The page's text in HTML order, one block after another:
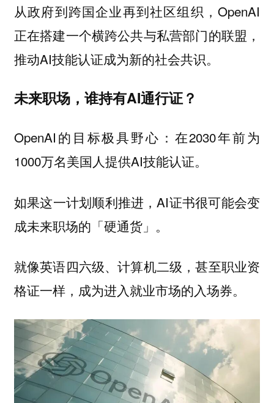
从政府到跨国企业再到社区组织，OpenAI
正在搭建一个横跨公共与私营部门的联盟，
推动AI技能认证成为新的社会共识。
未来职场，谁持有AI通行证？
OpenAI的目标极具野心：在2030年前为
1000万名美国人提供AI技能认证。
如果这一计划顺利推进，AI证书很可能会变
成未来职场的「硬通货」。
就像英语四六级、计算机二级，甚至职业资
格证一样，成为进入就业市场的入场券。